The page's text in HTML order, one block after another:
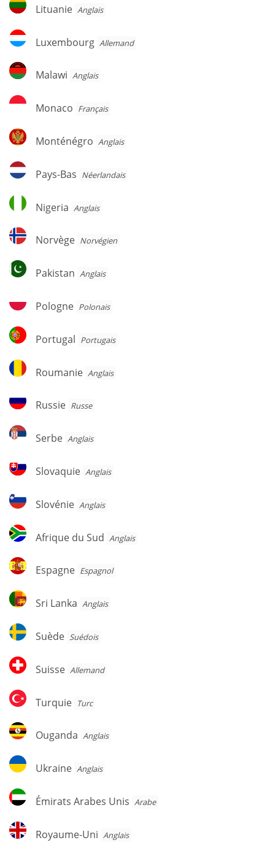
Lituanie Anglais
Luxembourg
Luxembourg Allemand
Malawi
Malawi Anglais
Monaco
Monaco Français
Monténégro
Monténégro Anglais
Pays-
Bas
Pays-Bas Néerlandais
Nigeria
Nigeria Anglais
Norvège
Norvège Norvégien
Pakistan
Pakistan Anglais
Pologne
Pologne Polonais
Portugal
Portugal Portugais
Roumanie
Roumanie Anglais
Russie
Russie Russe
Serbe
Serbe Anglais
Slovaquie
Slovaquie Anglais
Slovénie
Slovénie Anglais
Afrique
du
Afrique du Sud Anglais
Espagne
Espagne Espagnol
Sri
Lanka
Sri Lanka Anglais
Suède
Suède Suédois
Suisse
Suisse Allemand
Turquie
Turquie Turc
Ouganda
Ouganda Anglais
Ukraine
Ukraine Anglais
Émirats
Arabes
Émirats Arabes Unis Arabe
Royaume-
Uni
Royaume-Uni Anglais